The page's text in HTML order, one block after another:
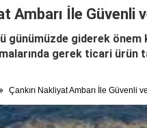
Ambarı İle Güvenli
günümüzde giderek
gerek ticari ürün
Çankırı Nakliyat Ambarı İle Güvenli ve